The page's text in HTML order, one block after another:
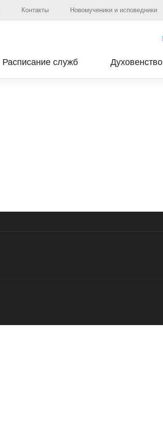
Контакты Новомученики и исповедники
Расписание служб Духовенство